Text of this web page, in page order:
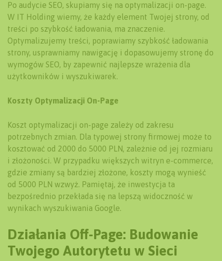
Po audycie SEO, skupiamy się na optymalizacji on-page.
W IT Holding wiemy, że każdy element Twojej strony, od
treści po szybkość ładowania, ma znaczenie.
Optymalizujemy treści, poprawiamy szybkość ładowania
strony, usprawniamy nawigację i dopasowujemy stronę do
wymogów SEO, by zapewnić najlepsze wrażenia dla
użytkowników i wyszukiwarek.
Koszty Optymalizacji On-Page
Koszt optymalizacji on-page zależy od zakresu
potrzebnych zmian. Dla typowej strony firmowej może to
kosztować od 2000 do 5000 PLN, zależnie od jej rozmiaru
i złożoności. W przypadku większych witryn e-commerce,
gdzie zmiany są bardziej złożone, koszty mogą wynieść
od 5000 PLN wzwyż. Pamiętaj, że inwestycja ta
bezpośrednio przekłada się na lepszą widoczność w
wynikach wyszukiwania Google.
Działania Off-Page: Budowanie
Twojego Autorytetu w Sieci